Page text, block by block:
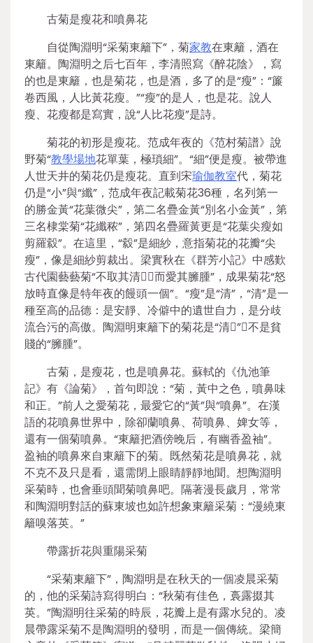
古菊是瘦花和噴鼻花
自從陶淵明“采菊東籬下”，菊家教在東籬，酒在
東籬。陶淵明之后七百年，李清照寫《醉花陰》，寫
的也是東籬，也是菊花，也是酒，多了的是“瘦”：“簾
卷西風，人比黃花瘦。”“瘦”的是人，也是花。說人
瘦、花瘦都是寫實，說“人比花瘦”是詩。
菊花的初形是瘦花。范成年夜的《范村菊譜》說
野菊“教學場地花單葉，極瑣細”。“細”便是瘦。被帶進
人世天井的菊花仍是瘦花。直到宋瑜伽教室代，菊花
仍是“小”與“纖”，范成年夜記載菊花36種，名列第一
的勝金黃“花葉微尖”，第二名疊金黃“別名小金黃”，第
三名棣棠菊“花纖秾”，第四名疊羅黃更是“花葉尖瘦如
剪羅縠”。在這里，“縠”是細紗，意指菊花的花瓣“尖
瘦”，像是細紗剪裁出。梁實秋在《群芳小記》中感歎
古代園藝藝菊“不取其清，而愛其臃腫”，成果菊花“怒
放時直像是特年夜的饅頭一個”。“瘦”是“清”，“清”是一
種至高的品德：是安靜、冷僻中的遺世自力，是分歧
流合污的高傲。陶淵明東籬下的菊花是“清”，不是貧
賤的“臃腫”。
古菊，是瘦花，也是噴鼻花。蘇軾的《仇池筆
記》有《論菊》，首句即說：“菊，黃中之色，噴鼻味
和正。”前人之愛菊花，最愛它的“黃”與“噴鼻”。在漢
語的花噴鼻世界中，除卻蘭噴鼻、荷噴鼻、婢女等，
還有一個菊噴鼻。“東籬把酒傍晚后，有幽香盈袖”。
盈袖的噴鼻來自東籬下的菊。既然菊花是噴鼻花，就
不克不及只是看，還需閉上眼睛靜靜地聞。想陶淵明
采菊時，也會垂頭聞菊噴鼻吧。隔著漫長歲月，常常
和陶淵明對話的蘇東坡也如許想象東籬采菊：“漫繞東
籬嗅落英。”
帶露折花與重陽采菊
“采菊東籬下”，陶淵明是在秋天的一個凌晨采菊
的，他的采菊詩寫得明白：“秋菊有佳色，裛露掇其
英。”陶淵明往采菊的時辰，花瓣上是有露水兒的。凌
晨帶露采菊不是陶淵明的發明，而是一個傳統。梁簡